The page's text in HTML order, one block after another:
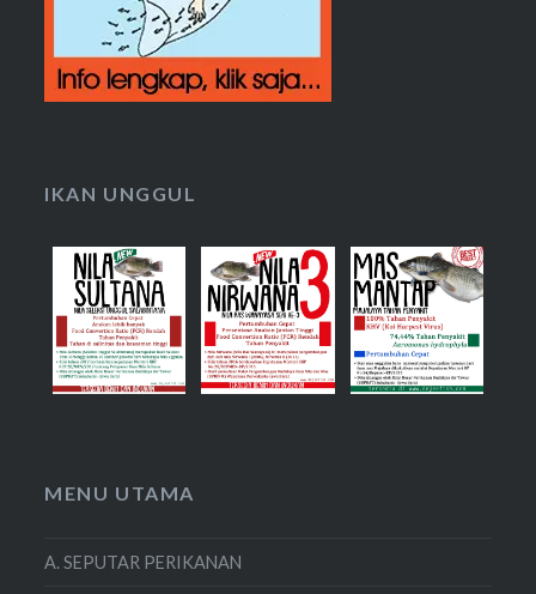
IKAN UNGGUL
MENU UTAMA
A. SEPUTAR PERIKANAN